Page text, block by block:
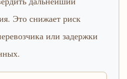
Это снижает риск
или задержки